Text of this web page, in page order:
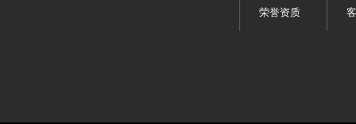
荣誉资质